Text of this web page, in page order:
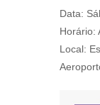
Data:
Horário:
Local: